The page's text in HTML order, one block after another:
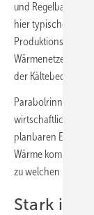
und Regelbarkeit.
hier typischerweise
Wärmenetze
der Kältebedarf.
Parabolrinnen
wirtschaftlich
planbaren
Wärme kommt im
zu welchen Kosten?
Stark im